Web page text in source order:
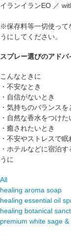
イランイランEO ／
※保存料等一切使って
うにしてください。
スプレー選びのアドバ
こんなときに
・不安なとき
・自信がないとき
・気持ちのバランスを
・自然な香水をつけた
・癒されたいとき
・不安やストレスで
・ホテルなどに宿泊
うに
All
healing aroma soap
healing essential oil
healing botanical
premium white sage &